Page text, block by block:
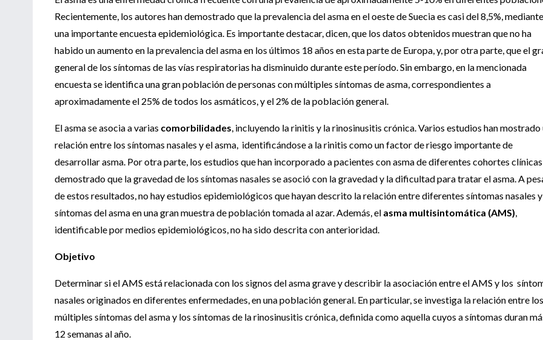
Recientemente, los autores han demostrado que la prevalencia del asma en el oeste de Suecia es casi del 8,5%, mediante
una importante encuesta epidemiológica. Es importante destacar, dicen, que los datos obtenidos muestran que no ha
habido un aumento en la prevalencia del asma en los últimos 18 años en esta parte de Europa, y, por otra parte, que el
general de los síntomas de las vías respiratorias ha disminuido durante este período. Sin embargo, en la mencionada
encuesta se identifica una gran población de personas con múltiples síntomas de asma, correspondientes a
aproximadamente el 25% de todos los asmáticos, y el 2% de la población general.
El asma se asocia a varias comorbilidades , incluyendo la rinitis y la rinosinusitis crónica. Varios estudios han mostrado
relación entre los síntomas nasales y el asma, identificándose a la rinitis como un factor de riesgo importante de
desarrollar asma. Por otra parte, los estudios que han incorporado a pacientes con asma de diferentes cohortes
demostrado que la gravedad de los síntomas nasales se asoció con la gravedad y la dificultad para tratar el asma. A
de estos resultados, no hay estudios epidemiológicos que hayan descrito la relación entre diferentes síntomas nasales
síntomas del asma en una gran muestra de población tomada al azar. Además, el asma multisintomática (AMS)
identificable por medios epidemiológicos, no ha sido descrita con anterioridad.
Objetivo
Determinar si el AMS está relacionada con los signos del asma grave y describir la asociación entre el AMS y los
nasales originados en diferentes enfermedades, en una población general. En particular, se investiga la relación entre los
múltiples síntomas del asma y los síntomas de la rinosinusitis crónica, definida como aquella cuyos a síntomas duran
12 semanas al año.